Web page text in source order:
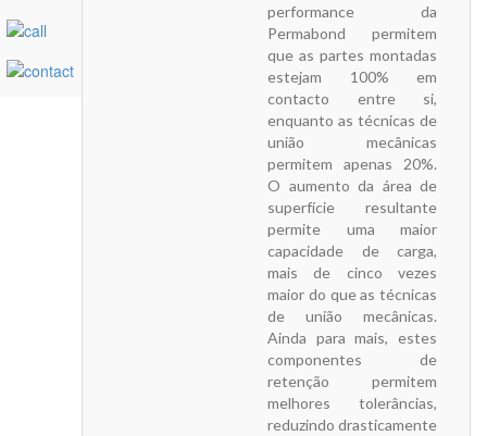
performance da
Permabond permitem
que as partes montadas
estejam 100% em
contacto entre si,
enquanto as técnicas de
união mecânicas
permitem apenas 20%.
O aumento da área de
superfície resultante
permite uma maior
capacidade de carga,
mais de cinco vezes
maior do que as técnicas
de união mecânicas.
Ainda para mais, estes
componentes de
retenção permitem
melhores tolerâncias,
reduzindo drasticamente